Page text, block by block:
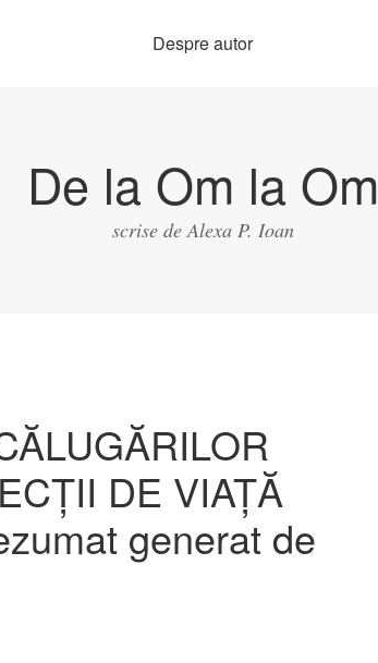
Despre autor
De la Om la Om
scrise de Alexa P. Ioan
DE VIAȚĂ
generat de